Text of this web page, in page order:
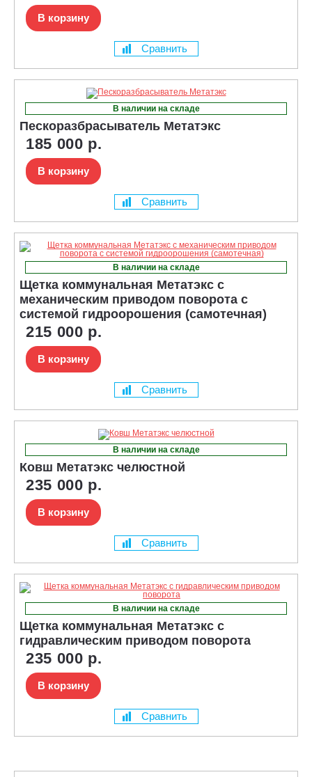
В корзину
Сравнить
В наличии на складе
Пескоразбрасыватель Метатэкс
185 000 р.
В корзину
Сравнить
В наличии на складе
Щетка коммунальная Метатэкс с
механическим приводом поворота с
системой гидроорошения (самотечная)
215 000 р.
В корзину
Сравнить
В наличии на складе
Ковш Метатэкс челюстной
235 000 р.
В корзину
Сравнить
В наличии на складе
Щетка коммунальная Метатэкс с
гидравлическим приводом поворота
235 000 р.
В корзину
Сравнить